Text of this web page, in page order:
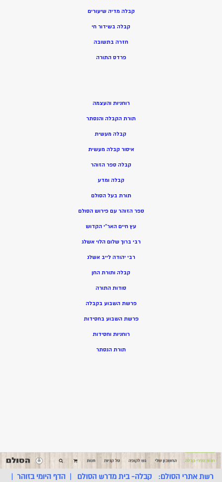
קבלה מדיה שיעורים
קבלה בשידור חי
חזרה בתשובה
פרדס התורה
רוחניות והעצמה
תורת הקבלה והנסתר
קבלה מעשית
איסור קבלה מעשית
קבלה ספר הזוהר
קבלה ומדע
תורת בעל הסולם
ספר הזוהר עם פירוש הסולם
עץ חיים האר”י הקדוש
רבי ברוך שלום הלוי אשלג
רבי יהודה לייב אשלג
קבלה ותורת החן
סודות התורה
פרשת השבוע בקבלה
פרשת השבוע בחסידות
רוחניות וחסידות
תורת הנסתר
רשת אתרי הסולם: קבלה- בית מדרש הסולם |הדף היומי בזוהר |